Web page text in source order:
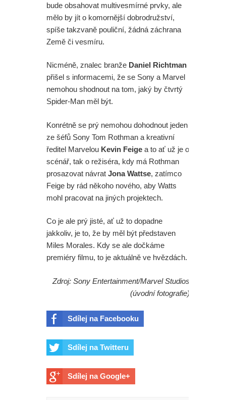
bude obsahovat multivesmírné prvky, ale
mělo by jít o komornější dobrodružství,
spíše takzvaně pouliční, žádná záchrana
Země či vesmíru.
Nicméně, znalec branže Daniel Richtman
přišel s informacemi, že se Sony a Marvel
nemohou shodnout na tom, jaký by čtvrtý
Spider-Man měl být.
Konrétně se prý nemohou dohodnout jeden
ze šéfů Sony Tom Rothman a kreativní
ředitel Marvelou Kevin Feige a to ať už je o
scénář, tak o režiséra, kdy má Rothman
prosazovat návrat Jona Wattse, zatímco
Feige by rád někoho nového, aby Watts
mohl pracovat na jiných projektech.
Co je ale prý jisté, ať už to dopadne
jakkoliv, je to, že by měl být představen
Miles Morales. Kdy se ale dočkáme
premiéry filmu, to je aktuálně ve hvězdách.
Zdroj: Sony Entertainment/Marvel Studios
(úvodní fotografie)
Sdílej na Facebooku
Sdílej na Twitteru
Sdílej na Google+